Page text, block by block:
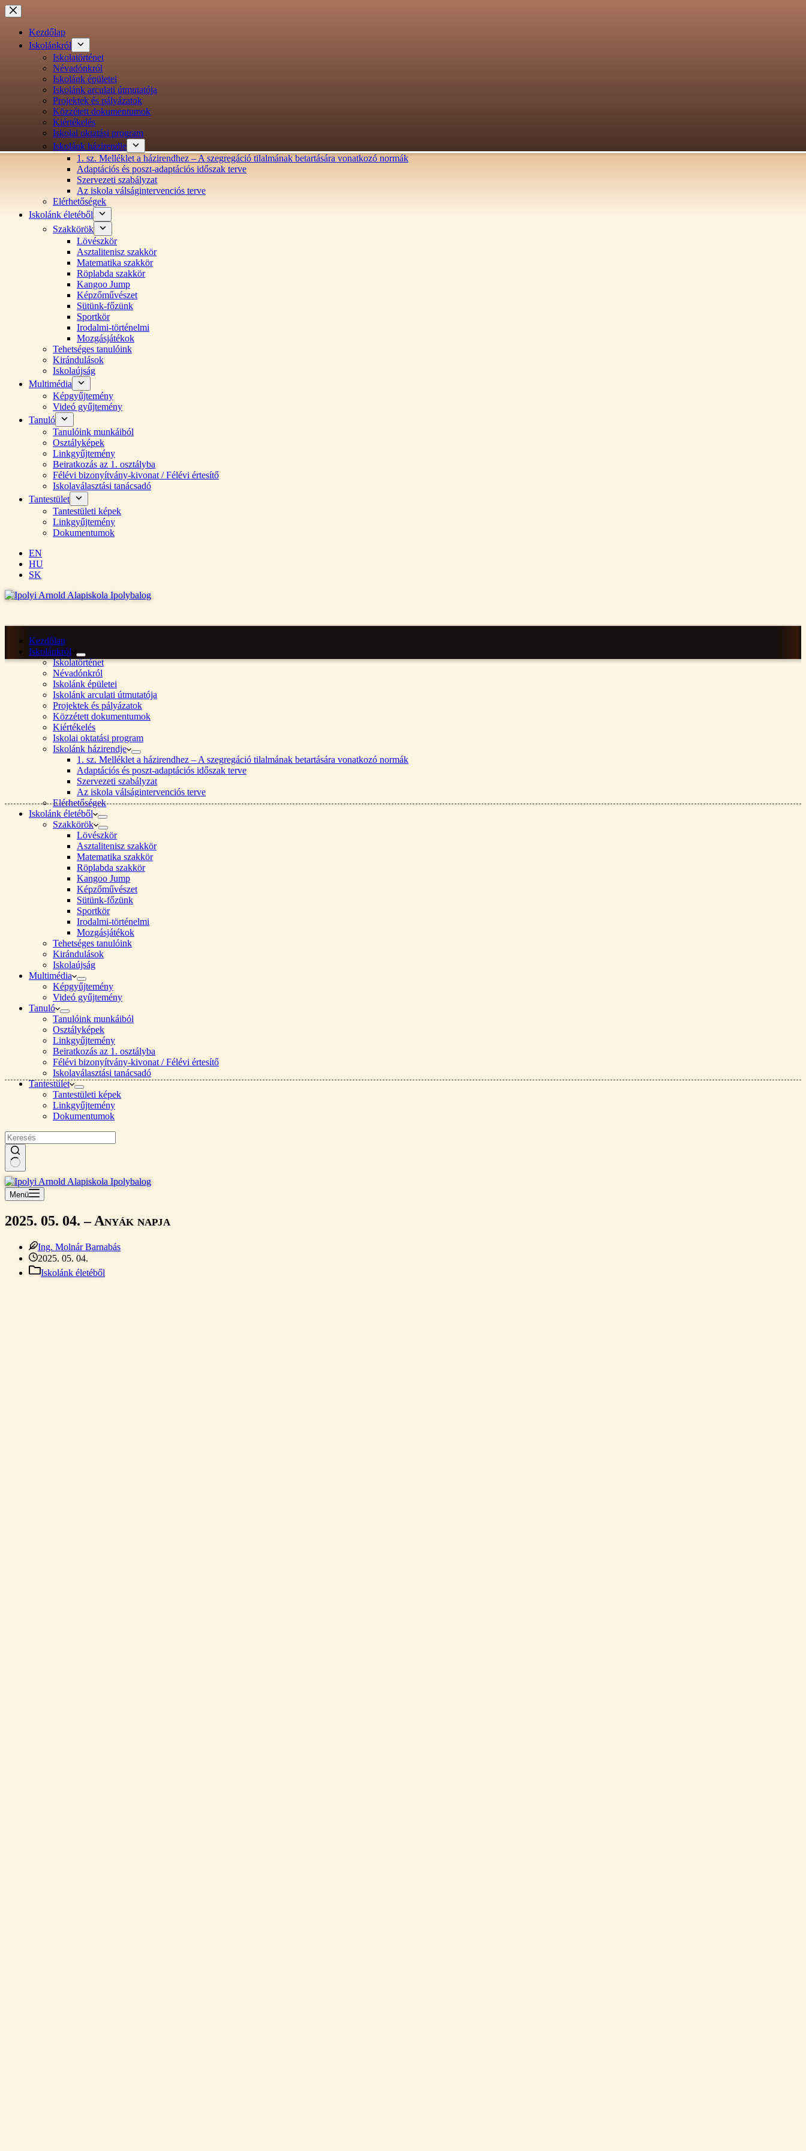
Ugrás
a
tartalomraKezdőlap
Iskolánkról
Iskolatörténet
Névadónkról
Iskolánk épületei
Iskolánk arculati útmutatója
Projektek és pályázatok
Közzétett dokumentumok
Kiértékelés
Iskolai oktatási program
Iskolánk házirendje
1. sz. Melléklet a házirendhez – A szegregáció tilalmának betartására vonatkozó normák
Adaptációs és poszt-adaptációs időszak terve
Szervezeti szabályzat
Az iskola válságintervenciós terve
Elérhetőségek
Iskolánk életéből
Szakkörök
Lövészkör
Asztalitenisz szakkör
Matematika szakkör
Röplabda szakkör
Kangoo Jump
Képzőművészet
Sütünk-főzünk
Sportkör
Irodalmi-történelmi
Mozgásjátékok
Tehetséges tanulóink
Kirándulások
Iskolaújság
Multimédia
Képgyűjtemény
Videó gyűjtemény
Tanuló
Tanulóink munkáiból
Osztályképek
Linkgyűjtemény
Beiratkozás az 1. osztályba
Félévi bizonyítvány-kivonat / Félévi értesítő
Iskolaválasztási tanácsadó
Tantestület
Tantestületi képek
Linkgyűjtemény
Dokumentumok
EN
HU
SK
Kezdőlap
Iskolánkról
Iskolatörténet
Névadónkról
Iskolánk épületei
Iskolánk arculati útmutatója
Projektek és pályázatok
Közzétett dokumentumok
Kiértékelés
Iskolai oktatási program
Iskolánk házirendje
1. sz. Melléklet a házirendhez – A szegregáció tilalmának betartására vonatkozó normák
Adaptációs és poszt-adaptációs időszak terve
Szervezeti szabályzat
Az iskola válságintervenciós terve
Elérhetőségek
Iskolánk életéből
Szakkörök
Lövészkör
Asztalitenisz szakkör
Matematika szakkör
Röplabda szakkör
Kangoo Jump
Képzőművészet
Sütünk-főzünk
Sportkör
Irodalmi-történelmi
Mozgásjátékok
Tehetséges tanulóink
Kirándulások
Iskolaújság
Multimédia
Képgyűjtemény
Videó gyűjtemény
Tanuló
Tanulóink munkáiból
Osztályképek
Linkgyűjtemény
Beiratkozás az 1. osztályba
Félévi bizonyítvány-kivonat / Félévi értesítő
Iskolaválasztási tanácsadó
Tantestület
Tantestületi képek
Linkgyűjtemény
Dokumentumok
Nincs
találat
Menü
2025. 05. 04. – Anyák napja
Ing. Molnár Barnabás
2025. 05. 04.
Iskolánk életéből